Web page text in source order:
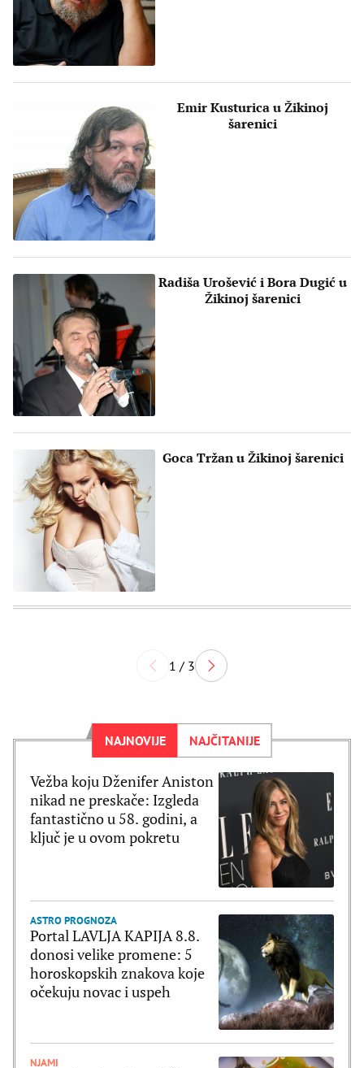
Emir Kusturica u Žikinoj
šarenici
Radiša Urošević i Bora Dugić u
Žikinoj šarenici
Goca Tržan u Žikinoj šarenici
1 / 3
NAJNOVIJE NAJČITANIJE
Vežba koju Dženifer Aniston
nikad ne preskače: Izgleda
fantastično u 58. godini, a
ključ je u ovom pokretu
ASTRO PROGNOZA
Portal LAVLJA KAPIJA 8.8.
donosi velike promene: 5
horoskopskih znakova koje
očekuju novac i uspeh
NJAMI